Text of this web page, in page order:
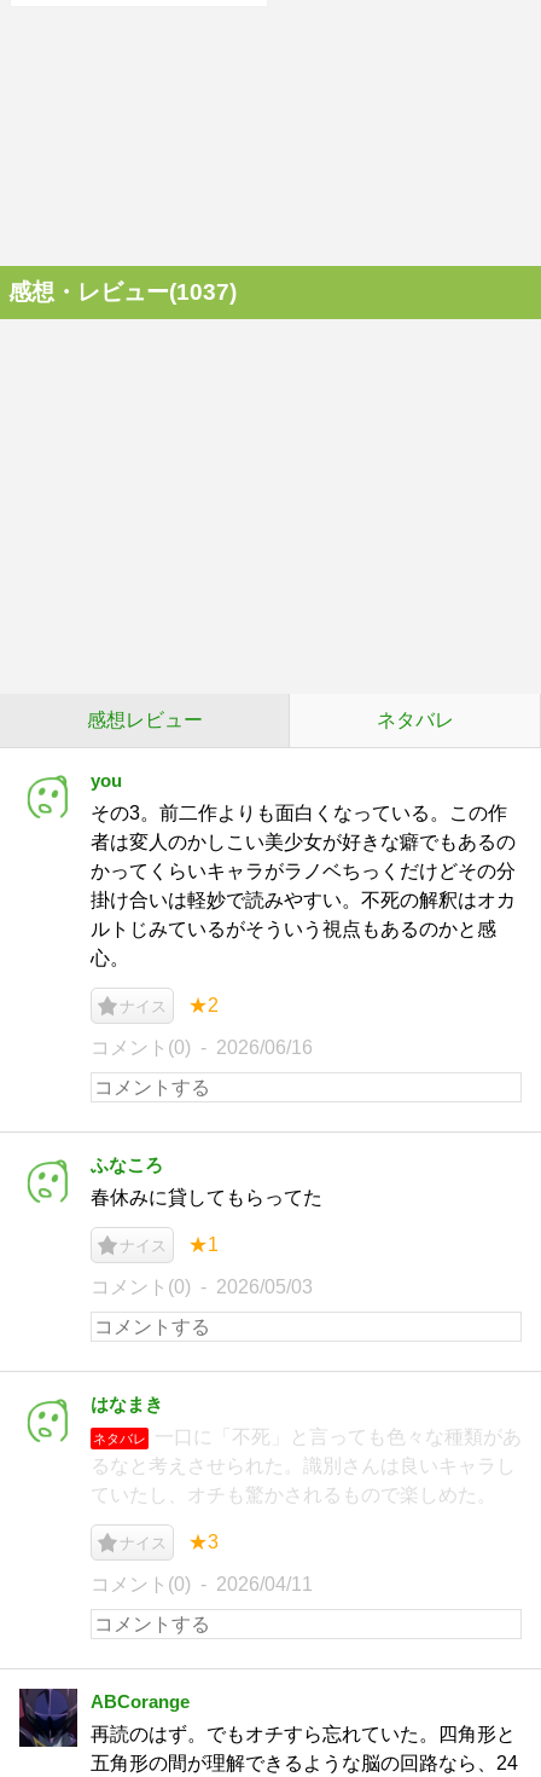
感想・レビュー(1037)
感想レビュー ネタバレ
you
その3。前二作よりも面白くなっている。この作
者は変人のかしこい美少女が好きな癖でもあるの
かってくらいキャラがラノベちっくだけどその分
掛け合いは軽妙で読みやすい。不死の解釈はオカ
ルトじみているがそういう視点もあるのかと感
心。
ナイス ★2
コメント(0) 2026/06/16
ふなころ
春休みに貸してもらってた
ナイス ★1
コメント(0) 2026/05/03
はなまき
ネタバレ
一口に「不死」と言っても色々な種類があ
るなと考えさせられた。識別さんは良いキャラし
ていたし、オチも驚かされるもので楽しめた。
ナイス ★3
コメント(0) 2026/04/11
ABCorange
再読のはず。でもオチすら忘れていた。四角形と
五角形の間が理解できるような脳の回路なら、24